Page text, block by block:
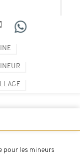
pour les mineurs